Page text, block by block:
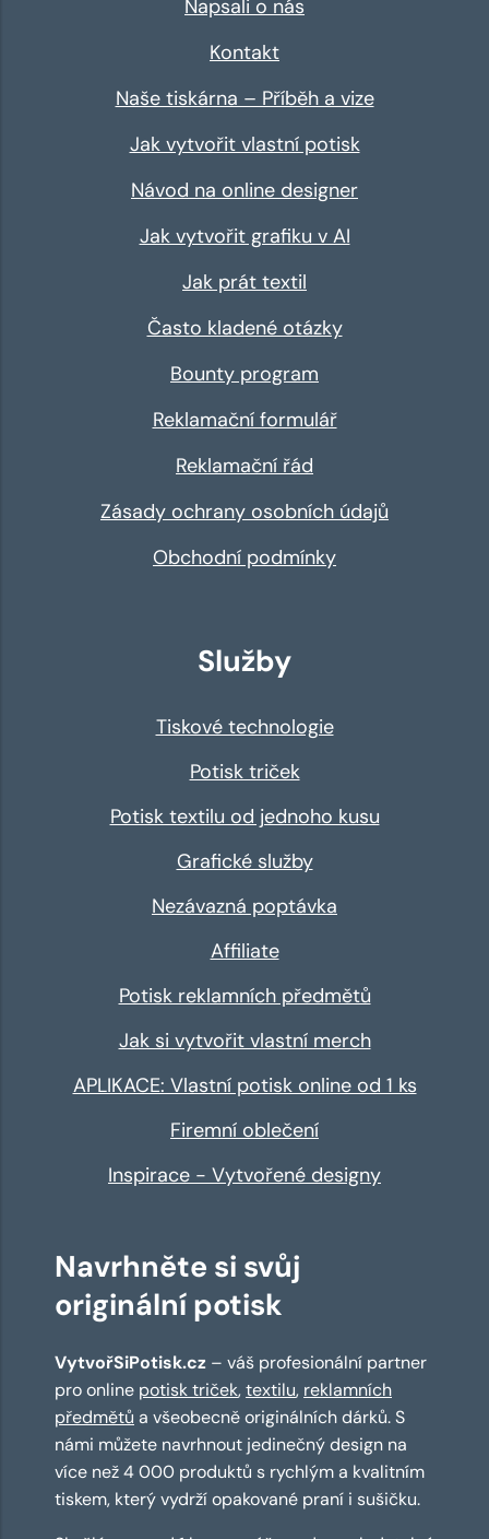
Napsali o nás
Kontakt
Naše tiskárna – Příběh a vize
Jak vytvořit vlastní potisk
Návod na online designer
Jak vytvořit grafiku v AI
Jak prát textil
Často kladené otázky
Bounty program
Reklamační formulář
Reklamační řád
Zásady ochrany osobních údajů
Obchodní podmínky
Služby
Tiskové technologie
Potisk triček
Potisk textilu od jednoho kusu
Grafické služby
Nezávazná poptávka
Affiliate
Potisk reklamních předmětů
Jak si vytvořit vlastní merch
APLIKACE: Vlastní potisk online od 1 ks
Firemní oblečení
Inspirace - Vytvořené designy
Navrhněte si svůj
originální potisk
VytvořSiPotisk.cz – váš profesionální partner
pro online potisk triček,textilu, reklamních
předmětů a všeobecně originálních dárků. S
námi můžete navrhnout jedinečný design na
více než 4 000 produktů s rychlým a kvalitním
tiskem, který vydrží opakované praní i sušičku.